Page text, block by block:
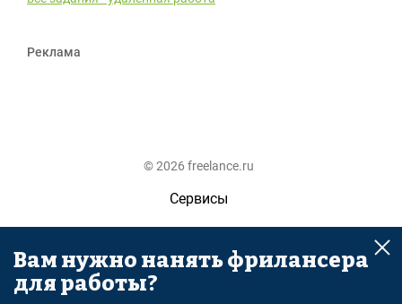
Реклама
© 2026 freelance.ru
Сервисы
Помощь
Поиск
Вам нужно нанять фрилансера
для работы?